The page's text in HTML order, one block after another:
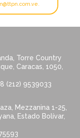
.
Torre Country
Caracas, 1050,
(212) 9539033
Mezzanina 1-25,
Estado Bolívar,